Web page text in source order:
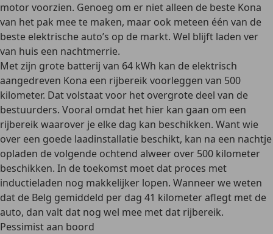
motor voorzien. Genoeg om er niet alleen de beste Kona
van het pak mee te maken, maar ook meteen één van de
beste elektrische auto’s op de markt. Wel blijft laden ver
van huis een nachtmerrie.
Met zijn grote batterij van 64 kWh kan de elektrisch
aangedreven Kona een rijbereik voorleggen van 500
kilometer. Dat volstaat voor het overgrote deel van de
bestuurders. Vooral omdat het hier kan gaan om een
rijbereik waarover je elke dag kan beschikken. Want wie
over een goede laadinstallatie beschikt, kan na een nachtje
opladen de volgende ochtend alweer over 500 kilometer
beschikken. In de toekomst moet dat proces met
inductieladen nog makkelijker lopen. Wanneer we weten
dat de Belg gemiddeld per dag 41 kilometer aflegt met de
auto, dan valt dat nog wel mee met dat rijbereik.
Pessimist aan boord